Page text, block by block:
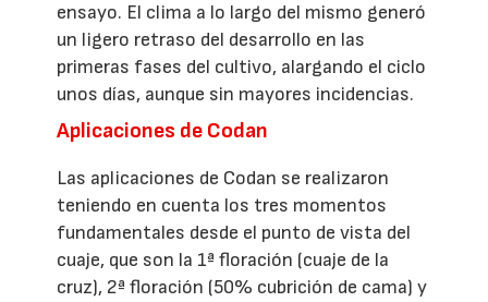
ensayo. El clima a lo largo del mismo generó
un ligero retraso del desarrollo en las
primeras fases del cultivo, alargando el ciclo
unos días, aunque sin mayores incidencias.
Aplicaciones de Codan
Las aplicaciones de Codan se realizaron
teniendo en cuenta los tres momentos
fundamentales desde el punto de vista del
cuaje, que son la 1ª floración (cuaje de la
cruz), 2ª floración (50% cubrición de cama) y